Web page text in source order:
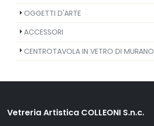
OGGETTI D'ARTE
ACCESSORI
CENTROTAVOLA IN VETRO DI MURANO
Vetreria Artistica COLLEONI S.n.c.